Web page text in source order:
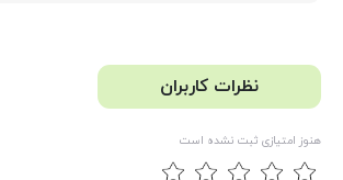
نظرات کاربران
هنوز امتیازی ثبت نشده است